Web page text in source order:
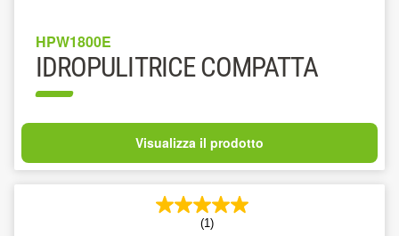
HPW1800E
IDROPULITRICE COMPATTA
Visualizza il prodotto
(1)